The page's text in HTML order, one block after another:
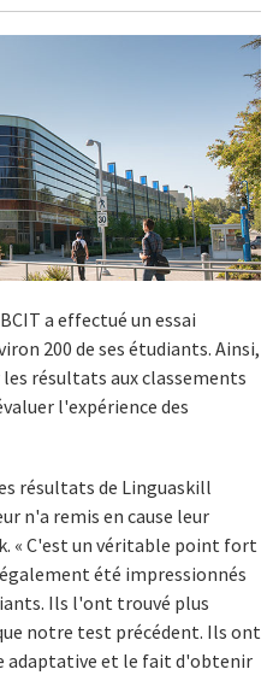
a effectué un essai
200 de ses étudiants. Ainsi,
résultats aux classements
l'expérience des
résultats de Linguaskill
n'a remis en cause leur
« C'est un véritable point fort
été impressionnés
Ils l'ont trouvé plus
notre test précédent. Ils ont
adaptative et le fait d'obtenir